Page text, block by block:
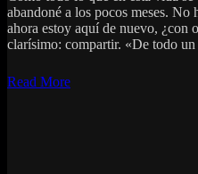
abandoné a los pocos meses.
ahora estoy aquí de nuevo, ¿con
clarísimo: compartir. «De todo
Read More